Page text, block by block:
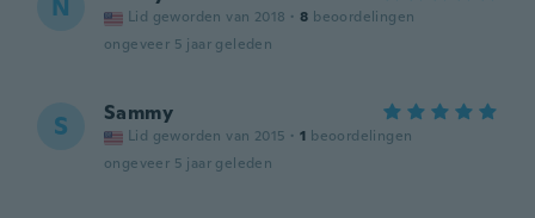
N Lid geworden van 2018 · 8 beoordelingen
ongeveer 5 jaar geleden
S Sammy
Lid geworden van 2015 · 1 beoordelingen
ongeveer 5 jaar geleden